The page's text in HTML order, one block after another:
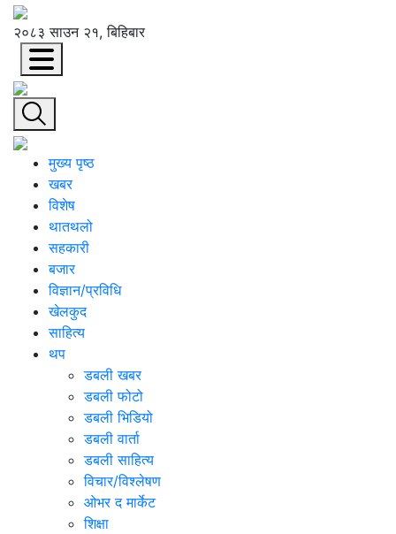
२०८३ साउन २१, बिहिबार
मुख्य पृष्ठ
खबर
विशेष
थातथलो
सहकारी
बजार
विज्ञान/प्रविधि
खेलकुद
साहित्य
थप
डबली खबर
डबली फोटो
डबली भिडियो
डबली वार्ता
डबली साहित्य
विचार/विश्‍लेषण
ओभर द मार्केट
शिक्षा